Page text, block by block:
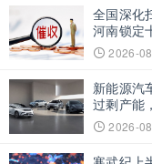
全国深化
河南锁定
犯罪精准
2026-
新能源汽
过剩产能
步扩容
2026-